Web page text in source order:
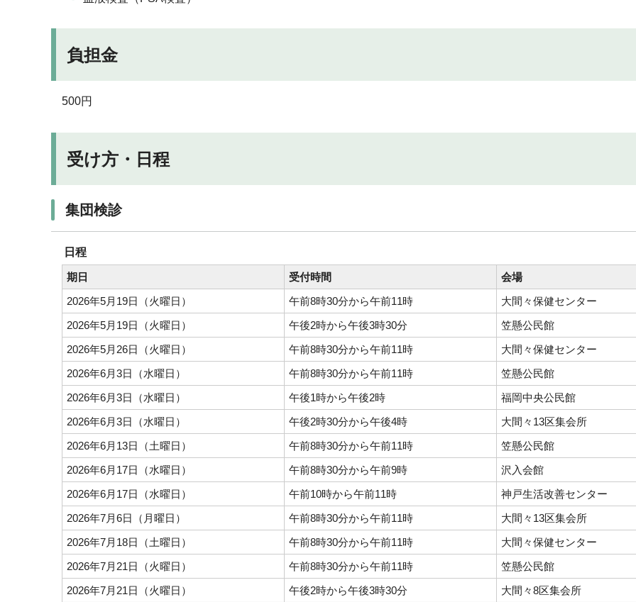
負担金
500円
受け方・日程
集団検診
日程
期日 受付時間
会場
2026年5月19日（火曜日）
午前8時30分から午前11時
大間々保健センター
2026年5月19日（火曜日）
午後2時から午後3時30分
笠懸公民館
2026年5月26日（火曜日）
午前8時30分から午前11時
大間々保健センター
2026年6月3日（水曜日）
午前8時30分から午前11時
笠懸公民館
2026年6月3日（水曜日）
午後1時から午後2時
福岡中央公民館
2026年6月3日（水曜日）
午後2時30分から午後4時
大間々13区集会所
2026年6月13日（土曜日）
午前8時30分から午前11時
笠懸公民館
2026年6月17日（水曜日）
午前8時30分から午前9時
沢入会館
2026年6月17日（水曜日）
午前10時から午前11時
神戸生活改善センター
2026年7月6日（月曜日）
午前8時30分から午前11時
大間々13区集会所
2026年7月18日（土曜日）
午前8時30分から午前11時
大間々保健センター
2026年7月21日（火曜日）
午前8時30分から午前11時
笠懸公民館
2026年7月21日（火曜日）
午後2時から午後3時30分
大間々8区集会所